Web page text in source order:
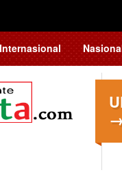
Internasional